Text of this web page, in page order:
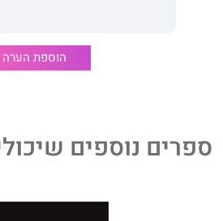
הוספת הערה
ספרים נוספים